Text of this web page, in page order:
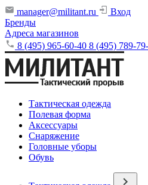
manager@militant.ru
Вход
Бренды
Адреса магазинов
8 (495) 965-60-40 8 (495) 789-
Тактическая одежда
Полевая форма
Аксессуары
Снаряжение
Головные уборы
Обувь